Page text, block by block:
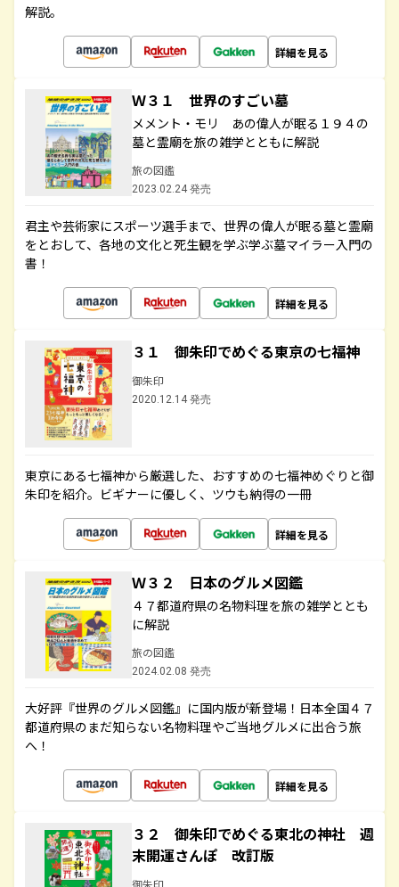
解説。
詳細を見る
Ｗ３１ 世界のすごい墓
メメント・モリ あの偉人が眠る１９４の
墓と霊廟を旅の雑学とともに解説
旅の図鑑
2023.02.24 発売
君主や芸術家にスポーツ選手まで、世界の偉人が眠る墓と霊廟
をとおして、各地の文化と死生観を学ぶ学ぶ墓マイラー入門の
書！
詳細を見る
３１ 御朱印でめぐる東京の七福神
御朱印
2020.12.14 発売
東京にある七福神から厳選した、おすすめの七福神めぐりと御
朱印を紹介。ビギナーに優しく、ツウも納得の一冊
詳細を見る
Ｗ３２ 日本のグルメ図鑑
４７都道府県の名物料理を旅の雑学ととも
に解説
旅の図鑑
2024.02.08 発売
大好評『世界のグルメ図鑑』に国内版が新登場！日本全国４７
都道府県のまだ知らない名物料理やご当地グルメに出合う旅
へ！
詳細を見る
３２ 御朱印でめぐる東北の神社 週
末開運さんぽ 改訂版
御朱印